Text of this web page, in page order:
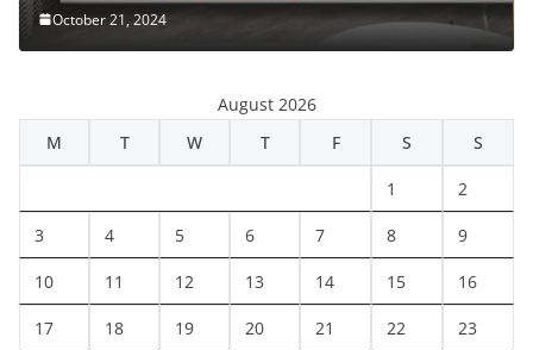
October 21, 2024
August 2026
M
T W T F S S
1 2
3 4 5 6 7 8 9
10 11 12 13 14 15 16
17 18 19 20 21 22 23